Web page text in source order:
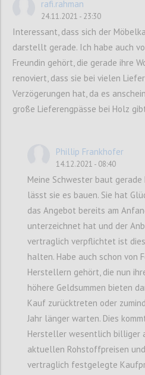
Bezahlung der Ware kam
Eine E-E-Mail in welcher
längeren Verzögerungen
muss ich auf dem
schmerzendem Rücken
Nach einiger Recherche bin
es in der gesamten
Lieferengpässen gekommen
einer Kombination der
Rohstoffknappheit. Denn nach
anscheinend nicht der
Matratze anschaffen
unerwartet hohen
Möbel. Zur selben Zeit haben
bei den Rohstofflieferanten
Schaumstoffe geführt. Als
der hohen Nachfrage und des
ebenso Preiserhöhungen zu
rafi.rahman
24.11.2021 - 23:30
Interessant, dass sich der
darstellt gerade. Ich habe auch
Freundin gehört, die gerade ihre
renoviert, dass sie bei vielen
Verzögerungen hat, da es
große Lieferengpässe bei Holz
Phillip Frankhofer
14.12.2021 - 08:40
Meine Schwester baut gerade
lässt sie es bauen. Sie hat
das Angebot bereits am
unterzeichnet hat und der
vertraglich verpflichtet ist
halten. Habe auch schon von
Herstellern gehört, die nun
höhere Geldsummen bieten
Kauf zurücktreten oder
Jahr länger warten. Dies
Hersteller wesentlich billiger
aktuellen Rohstoffpreisen
vertraglich festgelegte